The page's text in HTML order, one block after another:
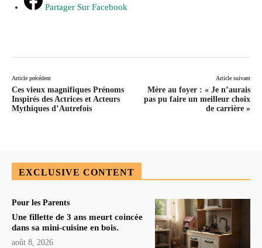
Partager Sur Facebook
Article précédent
Ces vieux magnifiques Prénoms
Inspirés des Actrices et Acteurs
Mythiques d’Autrefois
Article suivant
Mère au foyer : « Je n’aurais
pas pu faire un meilleur choix
de carrière »
EXCLUSIVE CONTENT
Pour les Parents
Une fillette de 3 ans meurt coincée
dans sa mini-cuisine en bois.
août 8, 2026